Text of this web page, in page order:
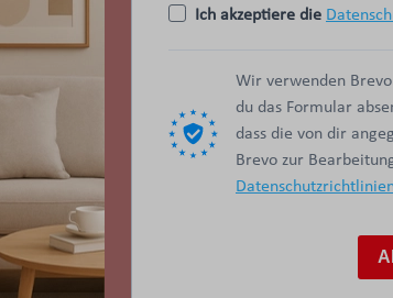
Ich akzeptiere die
Wir verwenden
du das Formular
dass die von dir
Brevo zur